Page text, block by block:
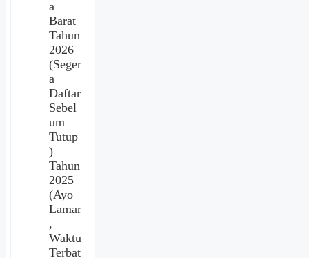
a
Barat
Tahun
2026
(Seger
a
Daftar
Sebel
um
Tutup
)
Tahun
2025
(Ayo
Lamar
,
Waktu
Terbat